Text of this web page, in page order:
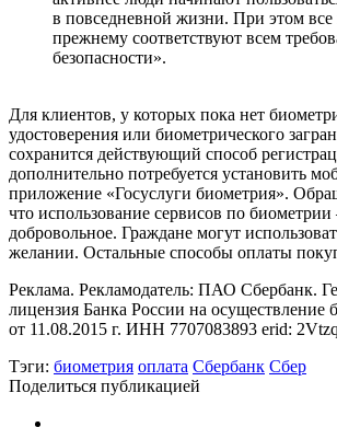
в повседневной жизни. При этом
прежнему соответствуют всем
безопасности».
Для клиентов, у которых пока нет
удостоверения или биометрического
сохранится действующий способ
дополнительно потребуется установить
приложение «Госуслуги биометрия».
что использование сервисов по
добровольное. Граждане могут
желании. Остальные способы оплаты
Реклама. Рекламодатель: ПАО Сбербанк.
лицензия Банка России на осуществление
от 11.08.2015 г. ИНН 7707083893 erid:
Тэги: биометрия оплата Сбербанк Сбер
Поделиться публикацией